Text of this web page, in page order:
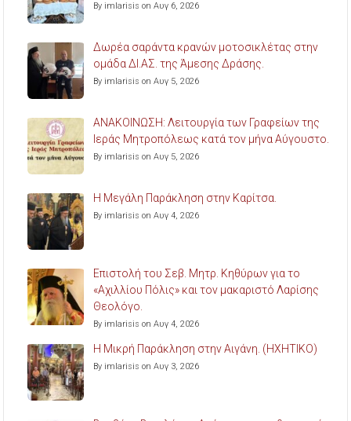
By imlarisis on Αυγ 6, 2026
Δωρέα σαράντα κρανών μοτοσικλέτας στην
ομάδα ΔΙ.ΑΣ. της Άμεσης Δράσης.
By imlarisis on Αυγ 5, 2026
ΑΝΑΚΟΙΝΩΣΗ: Λειτουργία των Γραφείων της
Ιεράς Μητροπόλεως κατά τον μήνα Αύγουστο.
By imlarisis on Αυγ 5, 2026
Η Μεγάλη Παράκληση στην Καρίτσα.
By imlarisis on Αυγ 4, 2026
Επιστολή του Σεβ. Μητρ. Κηθύρων για το
«Αχιλλίου Πόλις» και τον μακαριστό Λαρίσης
Θεολόγο.
By imlarisis on Αυγ 4, 2026
Η Μικρή Παράκληση στην Αιγάνη. (ΗΧΗΤΙΚΟ)
By imlarisis on Αυγ 3, 2026